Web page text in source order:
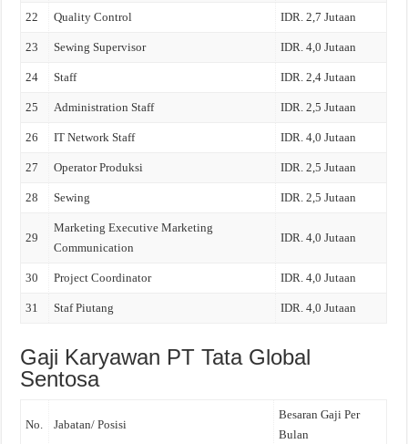
22 Quality Control IDR. 2,7 Jutaan
23 Sewing Supervisor IDR. 4,0 Jutaan
24 Staff IDR. 2,4 Jutaan
25 Administration Staff IDR. 2,5 Jutaan
26 IT Network Staff IDR. 4,0 Jutaan
27 Operator Produksi IDR. 2,5 Jutaan
28 Sewing IDR. 2,5 Jutaan
29
Marketing Executive Marketing
Communication
IDR. 4,0 Jutaan
30 Project Coordinator IDR. 4,0 Jutaan
31 Staf Piutang IDR. 4,0 Jutaan
Gaji Karyawan PT Tata Global
Sentosa
No. Jabatan/ Posisi
Besaran Gaji Per
Bulan